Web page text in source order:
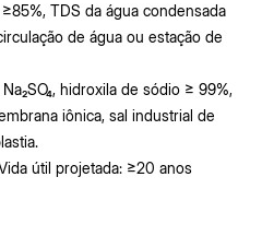
TDS da água condensada
de água ou estação de
hidroxila de sódio ≥ 99%,
iônica, sal industrial de
útil projetada: ≥20 anos